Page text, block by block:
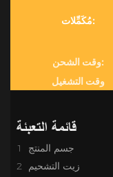
مُكَمِّلات:
وقت الشحن:
وقت التشغيل
قائمة التعبئة
1 جسم المنتج
2 زيت التشحيم